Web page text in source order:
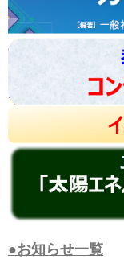
●お知らせ一覧